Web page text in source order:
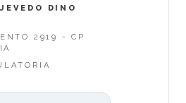
DINO
2919 - CP